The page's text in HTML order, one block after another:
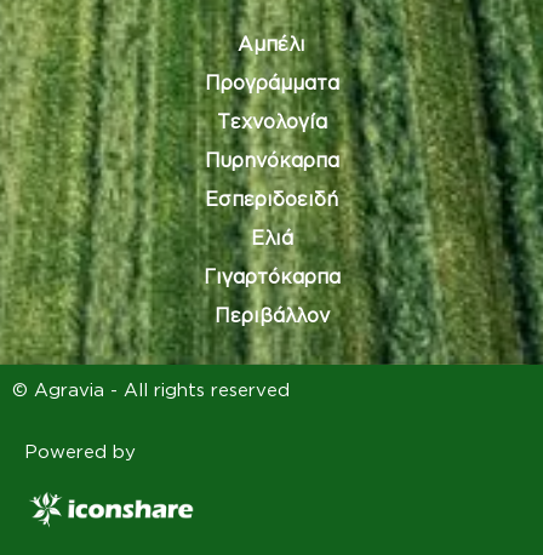
Αμπέλι
Προγράμματα
Τεχνολογία
Πυρηνόκαρπα
Εσπεριδοειδή
Ελιά
Γιγαρτόκαρπα
Περιβάλλον
© Agravia - All rights reserved
Powered by